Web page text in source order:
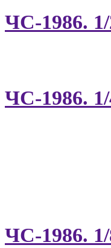
ЧС-1986.
ЧС-1986.
ЧС-1986.